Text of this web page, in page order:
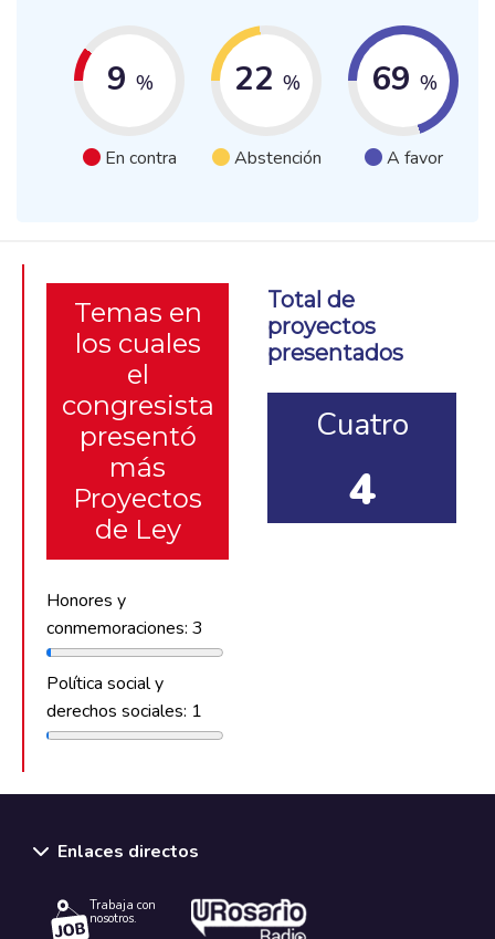
9 %
En contra
22 %
Abstención
69 %
A favor
Temas en
los cuales
el
congresista
presentó
más
Proyectos
de Ley
Honores y
conmemoraciones: 3
Política social y
derechos sociales: 1
Total de
proyectos
presentados
Cuatro
4
Enlaces directos
Trabaja con
nosotros.